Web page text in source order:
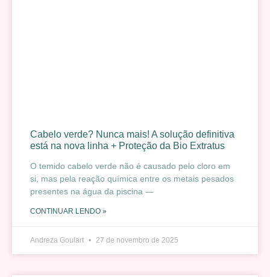
Cabelo verde? Nunca mais! A solução definitiva
está na nova linha + Proteção da Bio Extratus
O temido cabelo verde não é causado pelo cloro em
si, mas pela reação química entre os metais pesados
presentes na água da piscina —
CONTINUAR LENDO »
Andreza Goulart 27 de novembro de 2025